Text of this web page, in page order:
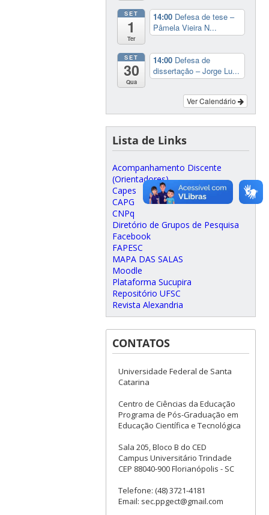
SET
1
Ter
14:00 Defesa de tese –
Pâmela Vieira N...
SET
30
Qua
14:00 Defesa de
dissertação – Jorge Lu...
Ver Calendário
Lista de Links
Acompanhamento Discente
(Orientadores)
Capes
CAPG
CNPq
Diretório de Grupos de Pesquisa
Facebook
FAPESC
MAPA DAS SALAS
Moodle
Plataforma Sucupira
Repositório UFSC
Revista Alexandria
CONTATOS
Universidade Federal de Santa
Catarina
Centro de Ciências da Educação
Programa de Pós-Graduação em
Educação Científica e Tecnológica
Sala 205, Bloco B do CED
Campus Universitário Trindade
CEP 88040-900 Florianópolis - SC
Telefone: (48) 3721-4181
Email: sec.ppgect@gmail.com